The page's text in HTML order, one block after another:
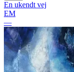
En ukendt vej
EM
—